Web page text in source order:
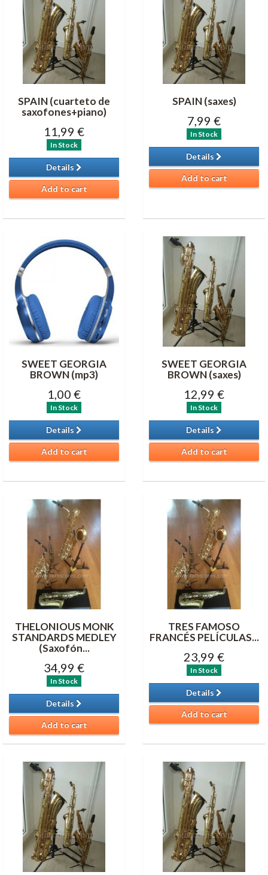
SPAIN (cuarteto de
saxofones+piano)
11,99 €
In Stock
Details
Add to cart
SPAIN (saxes)
7,99 €
In Stock
Details
Add to cart
SWEET GEORGIA
BROWN (mp3)
1,00 €
In Stock
Details
Add to cart
SWEET GEORGIA
BROWN (saxes)
12,99 €
In Stock
Details
Add to cart
THELONIOUS MONK
STANDARDS MEDLEY
(Saxofón...
34,99 €
In Stock
Details
Add to cart
TRES FAMOSO
FRANCÉS PELÍCULAS...
23,99 €
In Stock
Details
Add to cart